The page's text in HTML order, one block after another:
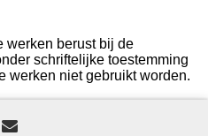
werken berust bij de
schriftelijke toestemming
werken niet gebruikt worden.